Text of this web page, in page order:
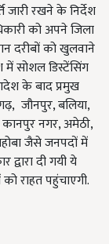
रखने के निर्देश
को अपने जिला
दरीबों को खुलवाने
में सोशल डिस्टेंसिंग
के बाद प्रमुख
जौनपुर, बलिया,
नगर, अमेठी,
जैसे जनपदों में
दी गयी ये
राहत पहुंचाएगी.